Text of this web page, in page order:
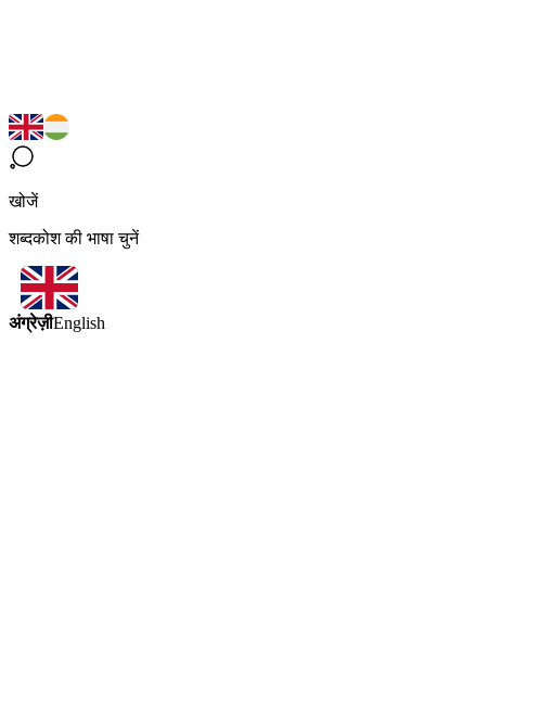
खोजें
शब्दकोश की भाषा चुनें
अंग्रेज़ीEnglish